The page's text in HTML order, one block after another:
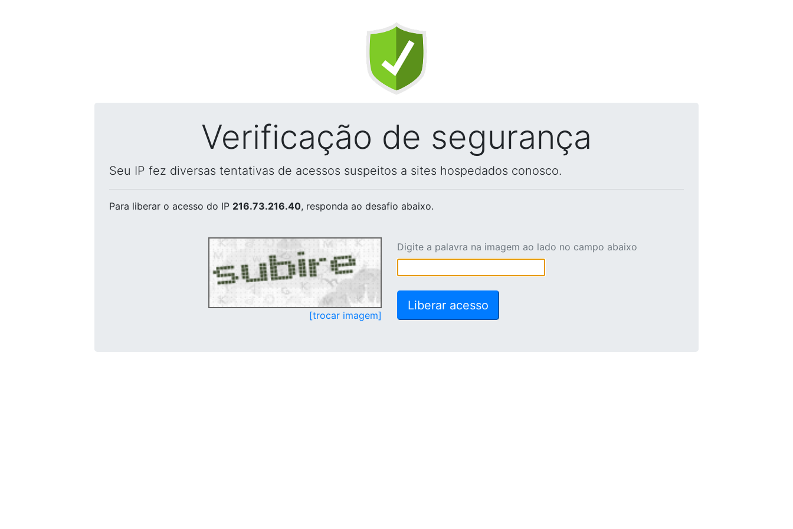
Verificação de segurança
Seu IP fez diversas tentativas de acessos suspeitos a sites hospedados conosco.
Para liberar o acesso do IP 216.73.216.40, responda ao desafio abaixo.
[trocar imagem]
Digite a palavra na imagem ao lado no campo abaixo